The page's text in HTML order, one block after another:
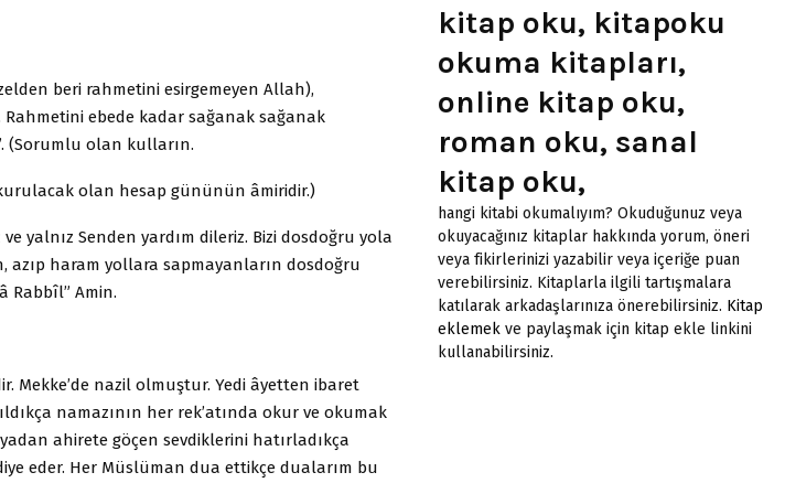
beri rahmetini esirgemeyen Allah),
Rahmetini ebede kadar sağanak sağanak
(Sorumlu olan kulların.
olan hesap gününün âmiridir.)
yalnız Senden yardım dileriz. Bizi dosdoğru yola
azıp haram yollara sapmayanların dosdoğru
Rabbîl” Amin.
Mekke’de nazil olmuştur. Yedi âyetten ibaret
namazının her rek’atında okur ve okumak
ahirete göçen sevdiklerini hatırladıkça
eder. Her Müslüman dua ettikçe dualarım bu
kitap oku, kitapoku
okuma kitapları,
online kitap oku,
roman oku, sanal
kitap oku,
hangi kitabi okumalıyım? Okuduğunuz veya
okuyacağınız kitaplar hakkında yorum, öneri
veya fikirlerinizi yazabilir veya içeriğe puan
verebilirsiniz. Kitaplarla ilgili tartışmalara
katılarak arkadaşlarınıza önerebilirsiniz. Kitap
eklemek ve paylaşmak için kitap ekle linkini
kullanabilirsiniz.